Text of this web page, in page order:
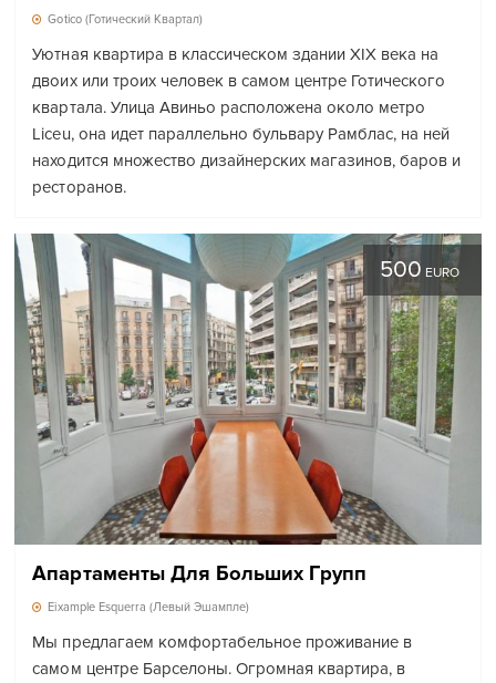
Gotico (Готический Квартал)
Уютная квартира в классическом здании XIX века на
двоих или троих человек в самом центре Готического
квартала. Улица Авиньо расположена около метро
Liceu, она идет параллельно бульвару Рамблас, на ней
находится множество дизайнерских магазинов, баров и
ресторанов.
500 EURO
Апартаменты Для Больших Групп
Eixample Esquerra (Левый Эшампле)
Мы предлагаем комфортабельное проживание в
самом центре Барселоны. Огромная квартира, в